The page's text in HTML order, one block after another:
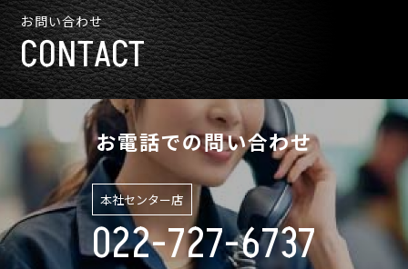
お問い合わせ
CONTACT
お電話での問い合わせ
本社センター店
022-727-6737